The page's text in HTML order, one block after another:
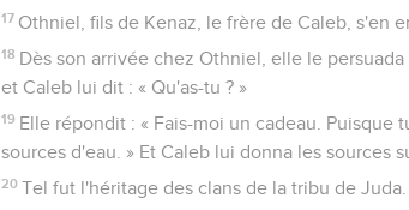
17 Othniel, fils de Kenaz, le frère de Caleb, s'en
18 Dès son arrivée chez Othniel, elle le
et Caleb lui dit : « Qu'as-tu ? »
19 Elle répondit : « Fais-moi un cadeau. Puisque
sources d'eau. » Et Caleb lui donna les sources
20 Tel fut l'héritage des clans de la tribu de Juda.